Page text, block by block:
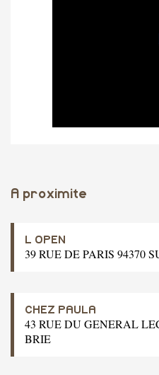
A proximite
L OPEN
39 RUE DE PARIS 94370
CHEZ PAULA
43 RUE DU GENERAL
BRIE